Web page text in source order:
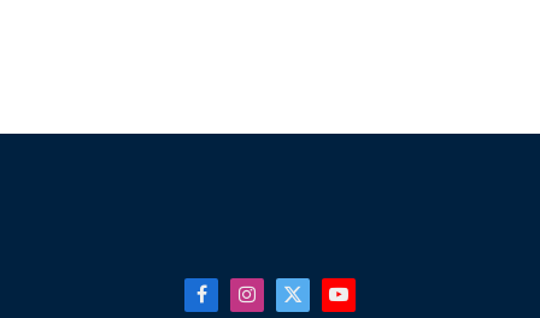
FacebookInstagram
X
YouTube